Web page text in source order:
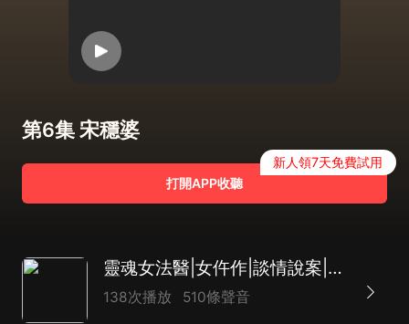
第6集 宋穩婆
打開APP收聽
新人領7天免費試用
靈魂女法醫|女仵作|談情說案|懸疑推理探案
138次播放 510條聲音